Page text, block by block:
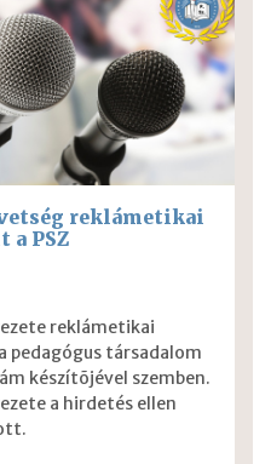
reklámetikai
PSZ
reklámetikai
pedagógus társadalom
készítõjével szemben.
a hirdetés ellen